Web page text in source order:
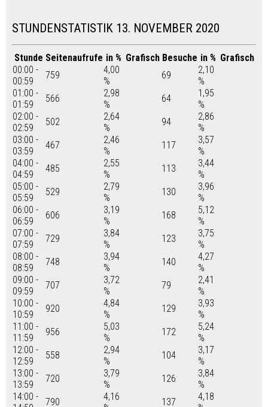
STUNDENSTATISTIK 13. NOVEMBER 2020
Stunde Seitenaufrufe in % Grafisch Besuche in % Grafisch
00:00 -
00:59
759
4,00
%
69
2,10
%
01:00 -
01:59
566
2,98
%
64
1,95
%
02:00 -
02:59
502
2,64
%
94
2,86
%
03:00 -
03:59
467
2,46
%
117
3,57
%
04:00 -
04:59
485
2,55
%
113
3,44
%
05:00 -
05:59
529
2,79
%
130
3,96
%
06:00 -
06:59
606
3,19
%
168
5,12
%
07:00 -
07:59
729
3,84
%
123
3,75
%
08:00 -
08:59
748
3,94
%
140
4,27
%
09:00 -
09:59
707
3,72
%
79
2,41
%
10:00 -
10:59
920
4,84
%
129
3,93
%
11:00 -
11:59
956
5,03
%
172
5,24
%
12:00 -
12:59
558
2,94
%
104
3,17
%
13:00 -
13:59
720
3,79
%
126
3,84
%
14:00 -
790
4,16
137
4,18